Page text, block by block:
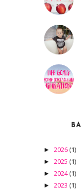
►2026(1)
►2025(1)
►2024(1)
►2023(1)